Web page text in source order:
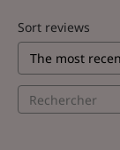
Sort reviews